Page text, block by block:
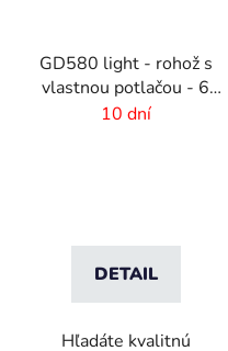
GD580 light - rohož s
vlastnou potlačou - 6
mm vlas
10 dní
DETAIL
Hľadáte kvalitnú